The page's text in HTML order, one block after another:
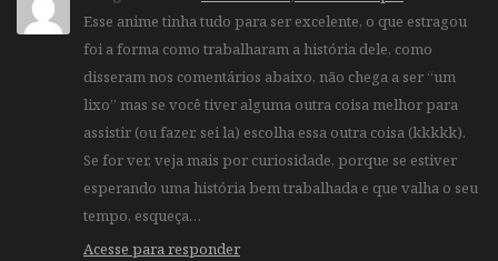
Esse anime tinha tudo para ser excelente, o que estragou
foi a forma como trabalharam a história dele, como
disseram nos comentários abaixo, não chega a ser “um
lixo” mas se você tiver alguma outra coisa melhor para
assistir (ou fazer, sei la) escolha essa outra coisa (kkkkk).
Se for ver, veja mais por curiosidade, porque se estiver
esperando uma história bem trabalhada e que valha o seu
tempo, esqueça…
Acesse para responder